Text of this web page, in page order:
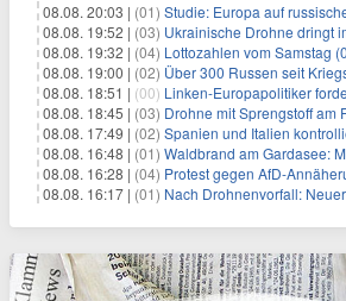
08.08. 20:03 | (01) Studie: Europa auf russische
08.08. 19:52 | (03) Ukrainische Drohne dringt im
08.08. 19:32 | (04) Lottozahlen vom Samstag
08.08. 19:00 | (02) Über 300 Russen seit
08.08. 18:51 | (00) Linken-Europapolitiker fordert EU-
08.08. 18:45 | (03) Drohne mit Sprengstoff am
08.08. 17:49 | (02) Spanien und Italien
08.08. 16:48 | (01) Waldbrand am Gardasee: Mehr
08.08. 16:28 | (04) Protest gegen AfD-Annäherung -
08.08. 16:17 | (01) Nach Drohnenvorfall: Neuer